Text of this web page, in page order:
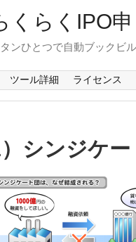
くらくIPO
ンひとつで自動ブックビ
ツール詳細 ライセンス
シンジケ